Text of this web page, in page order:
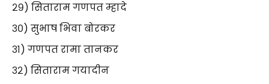
२९) सिताराम गणपत म्हादे
३०) सुभाष भिवा बोरकर
३१) गणपत रामा तानकर
३२) सिताराम गयादीन